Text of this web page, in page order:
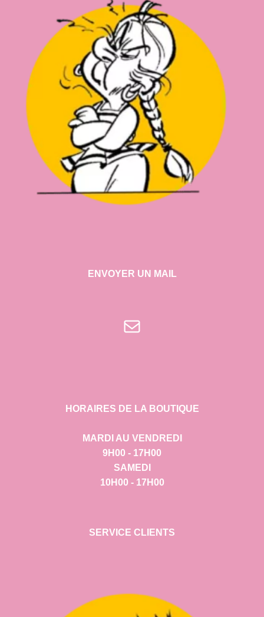
ENVOYER UN MAIL
E-mail
HORAIRES DE LA BOUTIQUE
MARDI AU VENDREDI
9H00 - 17H00
SAMEDI
10H00 - 17H00
SERVICE CLIENTS